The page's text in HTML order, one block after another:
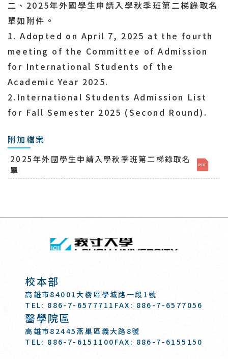
二、2025年外國學生申請入學秋季班第二梯錄取名
單如附件。
1. Adopted on April 7, 2025 at the fourth
meeting of the Committee of Admission
for International Students of the
Academic Year 2025.
2.International Students Admission List
for Fall Semester 2025 (Second Round).
附加檔案
2025年外國學生申請入學秋季班第二梯錄取名
單
回頂端
校本部
高雄市84001大樹區學城路一段1號
TEL: 886-7-6577711 FAX: 886-7-6577056
醫學院區
高雄市82445燕巢區義大路8號
TEL: 886-7-6151100 FAX: 886-7-6155150